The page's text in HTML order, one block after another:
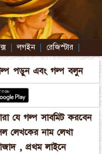
| লগইন | রেজিস্টার |
পড়ুন এবং গল্প বলুন
যে গল্প সাবমিট করবেন
লেখকের নাম লেখা
, প্রথম লাইনে